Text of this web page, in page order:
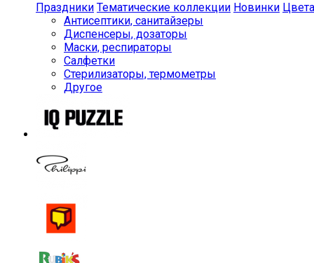
Праздники Тематические коллекции Новинки Цвета
Антисептики, санитайзеры
Диспенсеры, дозаторы
Маски, респираторы
Салфетки
Стерилизаторы, термометры
Другое